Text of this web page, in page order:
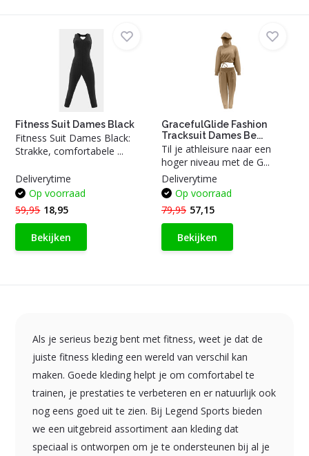
Fitness Suit Dames Black
Fitness Suit Dames Black:
Strakke, comfortabele ...
Deliverytime
Op voorraad
59,95 18,95
Bekijken
GracefulGlide Fashion
Tracksuit Dames Be...
Til je athleisure naar een
hoger niveau met de G...
Deliverytime
Op voorraad
79,95 57,15
Bekijken
Als je serieus bezig bent met fitness, weet je dat de
juiste fitness kleding een wereld van verschil kan
maken. Goede kleding helpt je om comfortabel te
trainen, je prestaties te verbeteren en er natuurlijk ook
nog eens goed uit te zien. Bij Legend Sports bieden
we een uitgebreid assortiment aan kleding dat
speciaal is ontworpen om je te ondersteunen bij al je